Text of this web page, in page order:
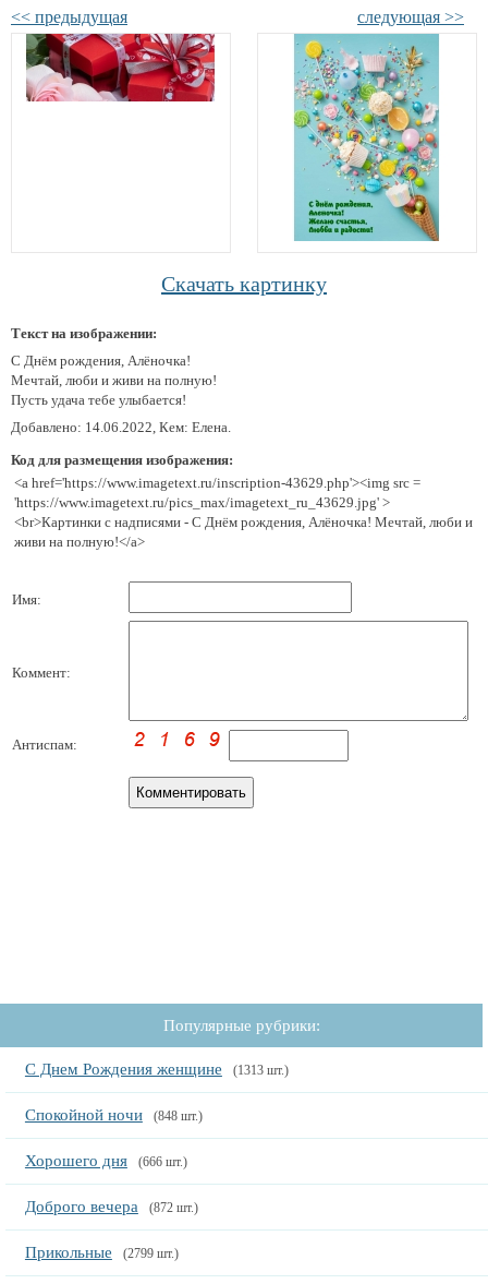
<< предыдущая следующая >>
Скачать картинку
Текст на изображении:
С Днём рождения, Алëночка!
Мечтай, люби и живи на полную!
Пусть удача тебе улыбается!
Добавлено: 14.06.2022, Кем: Елена.
Код для размещения изображения:
<a href='https://www.imagetext.ru/inscription-43629.php'><img src =
'https://www.imagetext.ru/pics_max/imagetext_ru_43629.jpg' >
<br>Картинки с надписями - С Днём рождения, Алëночка! Мечтай, люби и
живи на полную!</a>
Имя:
Коммент:
Антиспам:
Популярные рубрики:
С Днем Рождения женщине (1313 шт.)
Спокойной ночи (848 шт.)
Хорошего дня (666 шт.)
Доброго вечера (872 шт.)
Прикольные (2799 шт.)